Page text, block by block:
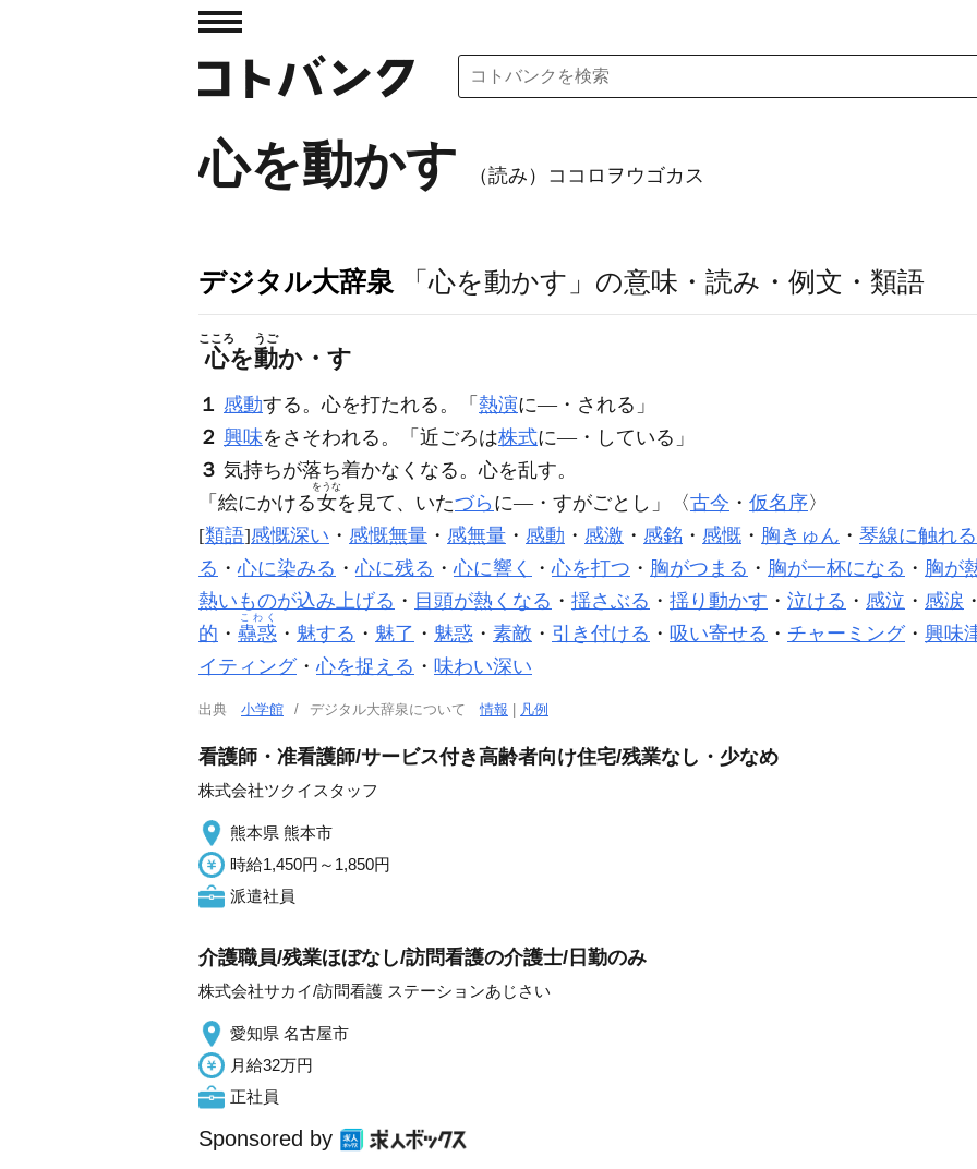
心を動かす （読み）ココロヲウゴカス
デジタル大辞泉 「心を動かす」の意味・読み・例文・類語
心
こころ
を動
うご
か・す
１ 感動する。心を打たれる。「 熱演に―・される」
２ 興味をさそわれる。「近ごろは株式に―・している」
３ 気持ちが落ち着かなくなる。心を乱す。
「絵にかける女
をうな
を見て、いたづら に―・すがごとし」〈古今 ・ 仮名序〉
[類語]感慨深い ・ 感慨無量 ・ 感無量 ・ 感動 ・ 感激 ・ 感銘 ・ 感慨 ・ 胸きゅん ・ 琴線に触れる
る ・心に染みる ・心に残る ・心に響く ・心を打つ ・ 胸がつまる ・ 胸が一杯になる ・ 胸が
熱いものが込み上げる ・ 目頭が熱くなる ・ 揺さぶる ・ 揺り動かす ・ 泣ける ・ 感泣 ・ 感涙
的 ・ 蠱惑
こわく
・ 魅する ・ 魅了 ・ 魅惑 ・ 素敵 ・ 引き付ける ・ 吸い寄せる ・ チャーミング・ 興味
イティング・心を捉える ・ 味わい深い
出典 小学館 デジタル大辞泉について情報 凡例
看護師・准看護師/サービス付き高齢者向け住宅/残業なし・少なめ
株式会社ツクイスタッフ
熊本県 熊本市
時給1,450円～1,850円
派遣社員
介護職員/残業ほぼなし/訪問看護の介護士/日勤のみ
株式会社サカイ/訪問看護 ステーションあじさい
愛知県 名古屋市
月給32万円
正社員
Sponsored by